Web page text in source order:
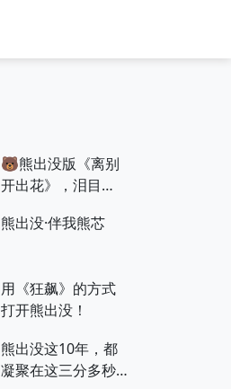
🐻熊出没版《离别
开出花》，泪目
熊出没·伴我熊芯
用《狂飙》的方式
打开熊出没！
熊出没这10年，都
凝聚在这三分多秒